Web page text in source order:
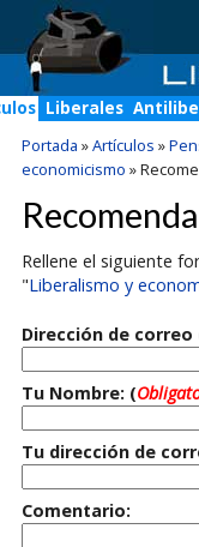
Liberales
Portada »Artículos »
economicismo »
Rellene el siguiente
"Liberalismo y
Dirección de correo
Tu Nombre: (
Tu dirección de
Comentario: